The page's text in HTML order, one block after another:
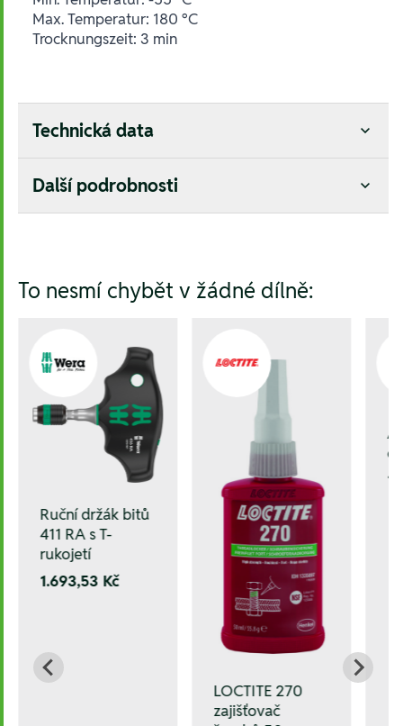
Max. Temperatur: 180 °C
Trocknungszeit: 3 min
Technická data
Další podrobnosti
To nesmí chybět v žádné dílně:
Ruční držák bitů
411 RA s T-
rukojetí
1.693,53 Kč
LOCTITE 270
zajišťovač